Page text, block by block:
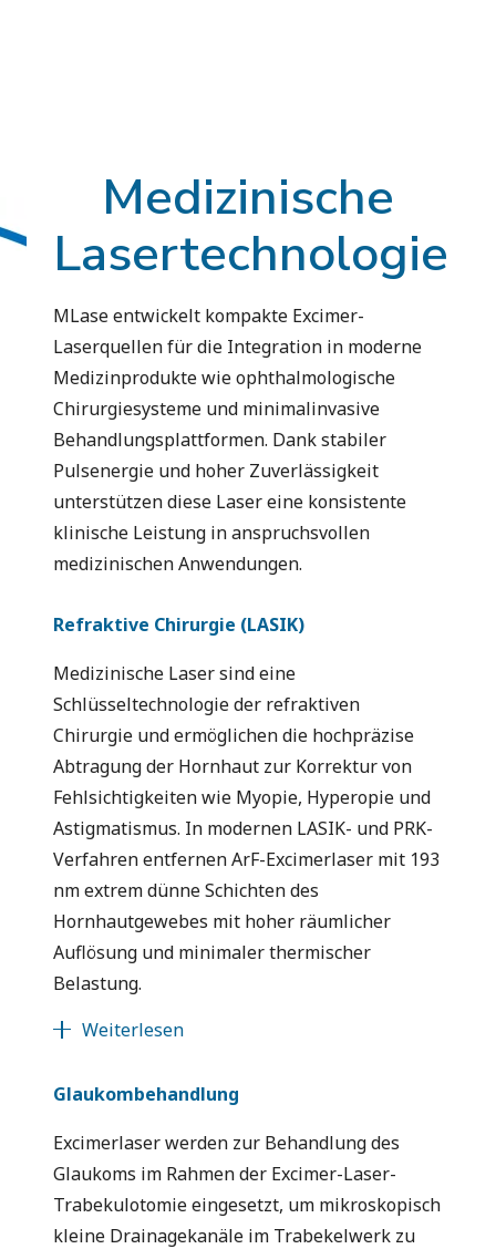
Medizinische
Lasertechnologie
MLase entwickelt kompakte Excimer-
Laserquellen für die Integration in moderne
Medizinprodukte wie ophthalmologische
Chirurgiesysteme und minimalinvasive
Behandlungsplattformen. Dank stabiler
Pulsenergie und hoher Zuverlässigkeit
unterstützen diese Laser eine konsistente
klinische Leistung in anspruchsvollen
medizinischen Anwendungen.
Refraktive Chirurgie (LASIK)
Medizinische Laser sind eine
Schlüsseltechnologie der refraktiven
Chirurgie und ermöglichen die hochpräzise
Abtragung der Hornhaut zur Korrektur von
Fehlsichtigkeiten wie Myopie, Hyperopie und
Astigmatismus. In modernen LASIK- und PRK-
Verfahren entfernen ArF-Excimerlaser mit 193
nm extrem dünne Schichten des
Hornhautgewebes mit hoher räumlicher
Auflösung und minimaler thermischer
Belastung.
Weiterlesen
Glaukombehandlung
Excimerlaser werden zur Behandlung des
Glaukoms im Rahmen der Excimer-Laser-
Trabekulotomie eingesetzt, um mikroskopisch
kleine Drainagekanäle im Trabekelwerk zu